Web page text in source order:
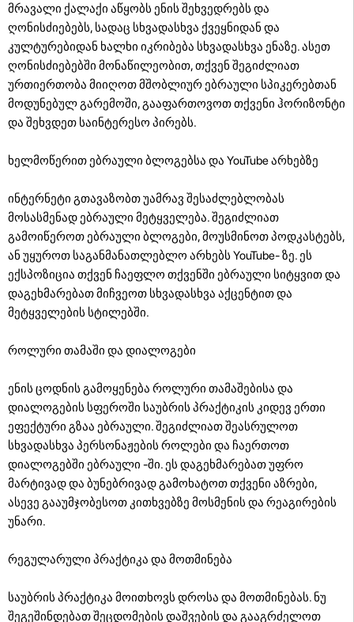
მრავალი ქალაქი აწყობს ენის შეხვედრებს და
ღონისძიებებს, სადაც სხვადასხვა ქვეყნიდან და
კულტურებიდან ხალხი იკრიბება სხვადასხვა ენაზე. ასეთ
ღონისძიებებში მონაწილეობით, თქვენ შეგიძლიათ
ურთიერთობა მიიღოთ მშობლიურ ებრაული სპიკერებთან
მოდუნებულ გარემოში, გააფართოვოთ თქვენი ჰორიზონტი
და შეხვდეთ საინტერესო პირებს.
ხელმოწერით ებრაული ბლოგებსა და YouTube არხებზე
ინტერნეტი გთავაზობთ უამრავ შესაძლებლობას
მოსასმენად ებრაული მეტყველება. შეგიძლიათ
გამოიწეროთ ებრაული ბლოგები, მოუსმინოთ პოდკასტებს,
ან უყუროთ საგანმანათლებლო არხებს YouTube- ზე. ეს
ექსპოზიცია თქვენ ჩაეფლო თქვენში ებრაული სიტყვით და
დაგეხმარებათ მიჩვეოთ სხვადასხვა აქცენტით და
მეტყველების სტილებში.
როლური თამაში და დიალოგები
ენის ცოდნის გამოყენება როლური თამაშებისა და
დიალოგების სფეროში საუბრის პრაქტიკის კიდევ ერთი
ეფექტური გზაა ებრაული. შეგიძლიათ შეასრულოთ
სხვადასხვა პერსონაჟების როლები და ჩაერთოთ
დიალოგებში ებრაული -ში. ეს დაგეხმარებათ უფრო
მარტივად და ბუნებრივად გამოხატოთ თქვენი აზრები,
ასევე გააუმჯობესოთ კითხვებზე მოსმენის და რეაგირების
უნარი.
რეგულარული პრაქტიკა და მოთმინება
საუბრის პრაქტიკა მოითხოვს დროსა და მოთმინებას. ნუ
შეგეშინდებათ შეცდომების დაშვების და გააგრძელოთ